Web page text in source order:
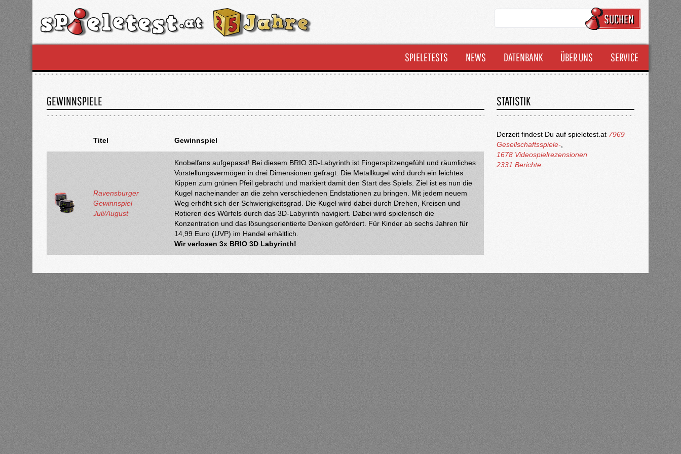
SUCHEN
SPIELETESTS NEWS DATENBANK ÜBER UNS SERVICE
GEWINNSPIELE
Titel Gewinnspiel
Ravensburger
Gewinnspiel
Juli/August
Knobelfans aufgepasst! Bei diesem BRIO 3D-Labyrinth ist Fingerspitzengefühl und räumliches
Vorstellungsvermögen in drei Dimensionen gefragt. Die Metallkugel wird durch ein leichtes
Kippen zum grünen Pfeil gebracht und markiert damit den Start des Spiels. Ziel ist es nun die
Kugel nacheinander an die zehn verschiedenen Endstationen zu bringen. Mit jedem neuem
Weg erhöht sich der Schwierigkeitsgrad. Die Kugel wird dabei durch Drehen, Kreisen und
Rotieren des Würfels durch das 3D-Labyrinth navigiert. Dabei wird spielerisch die
Konzentration und das lösungsorientierte Denken gefördert. Für Kinder ab sechs Jahren für
14,99 Euro (UVP) im Handel erhältlich.
Wir verlosen 3x BRIO 3D Labyrinth!
STATISTIK
Derzeit findest Du auf spieletest.at 7969
Gesellschaftsspiele-,
1678 Videospielrezensionen
2331 Berichte.